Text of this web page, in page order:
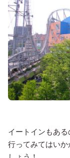
イートインもあ
行ってみてはい